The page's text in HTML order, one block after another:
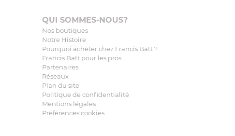
QUI SOMMES-NOUS?
Nos boutiques
Notre Histoire
Pourquoi acheter chez Francis Batt ?
Francis Batt pour les pros
Partenaires
Réseaux
Plan du site
Politique de confidentialité
Mentions légales
Préférences cookies